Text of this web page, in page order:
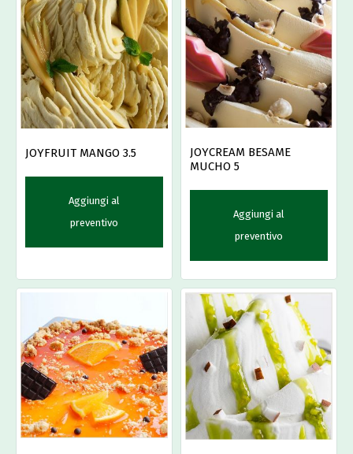
JOYFRUIT MANGO 3.5
Aggiungi al
preventivo
JOYCREAM BESAME
MUCHO 5
Aggiungi al
preventivo